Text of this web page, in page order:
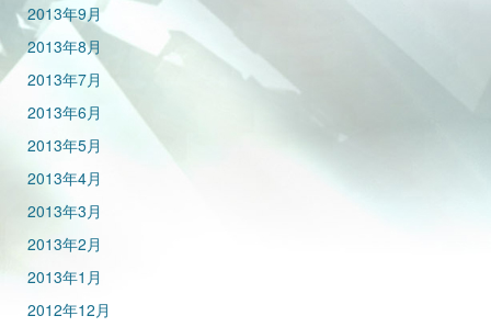
2013年9月
2013年8月
2013年7月
2013年6月
2013年5月
2013年4月
2013年3月
2013年2月
2013年1月
2012年12月